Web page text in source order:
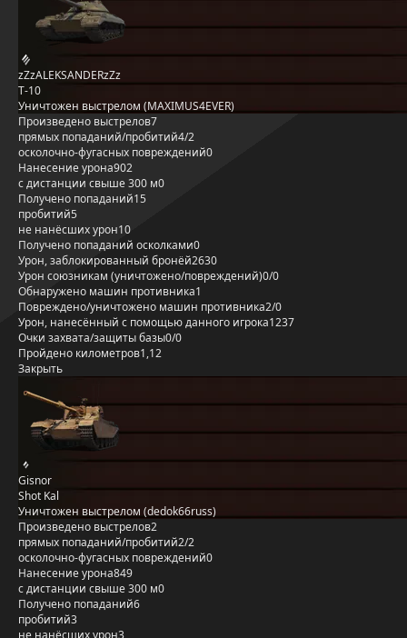
zZzALEKSANDERzZz
Т-10
Уничтожен выстрелом (MAXIMUS4EVER)
Произведено выстрелов7
прямых попаданий/пробитий4/2
осколочно-фугасных повреждений0
Нанесение урона902
с дистанции свыше 300 м0
Получено попаданий15
пробитий5
не нанёсших урон10
Получено попаданий осколками0
Урон, заблокированный бронёй2630
Урон союзникам (уничтожено/повреждений)0/0
Обнаружено машин противника1
Повреждено/уничтожено машин противника2/0
Урон, нанесённый с помощью данного игрока1237
Очки захвата/защиты базы0/0
Пройдено километров1,12
Закрыть
Gisnor
Shot Kal
Уничтожен выстрелом (dedok66russ)
Произведено выстрелов2
прямых попаданий/пробитий2/2
осколочно-фугасных повреждений0
Нанесение урона849
с дистанции свыше 300 м0
Получено попаданий6
пробитий3
не нанёсших урон3